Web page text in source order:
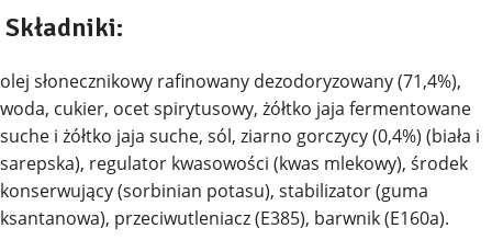
Składniki:
olej słonecznikowy rafinowany dezodoryzowany (71,4%),
woda, cukier, ocet spirytusowy, żółtko jaja fermentowane
suche i żółtko jaja suche, sól, ziarno gorczycy (0,4%) (biała i
sarepska), regulator kwasowości (kwas mlekowy), środek
konserwujący (sorbinian potasu), stabilizator (guma
ksantanowa), przeciwutleniacz (E385), barwnik (E160a).